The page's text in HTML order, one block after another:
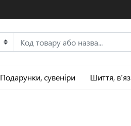
Подарунки, сувеніри Шиття,